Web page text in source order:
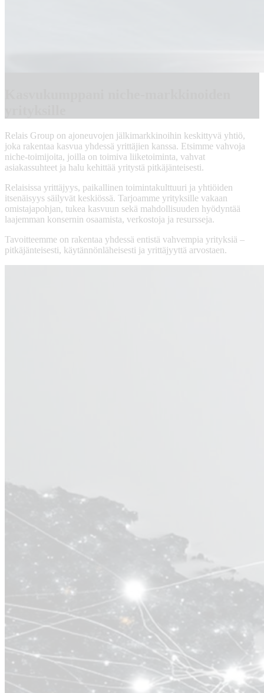
Relais Group on ajoneuvojen jälkimarkkinoihin keskittyvä yhtiö,
joka rakentaa kasvua yhdessä yrittäjien kanssa. Etsimme vahvoja
niche-toimijoita, joilla on toimiva liiketoiminta, vahvat
asiakassuhteet ja halu kehittää yritystä pitkäjänteisesti.
Relaisissa yrittäjyys, paikallinen toimintakulttuuri ja yhtiöiden
itsenäisyys säilyvät keskiössä. Tarjoamme yrityksille vakaan
omistajapohjan, tukea kasvuun sekä mahdollisuuden hyödyntää
laajemman konsernin osaamista, verkostoja ja resursseja.
Tavoitteemme on rakentaa yhdessä entistä vahvempia yrityksiä –
pitkäjänteisesti, käytännönläheisesti ja yrittäjyyttä arvostaen.